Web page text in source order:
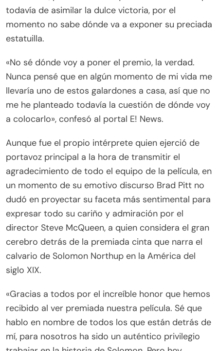
todavía de asimilar la dulce victoria, por el
momento no sabe dónde va a exponer su preciada
estatuilla.
«No sé dónde voy a poner el premio, la verdad.
Nunca pensé que en algún momento de mi vida me
llevaría uno de estos galardones a casa, así que no
me he planteado todavía la cuestión de dónde voy
a colocarlo», confesó al portal E! News.
Aunque fue el propio intérprete quien ejerció de
portavoz principal a la hora de transmitir el
agradecimiento de todo el equipo de la película, en
un momento de su emotivo discurso Brad Pitt no
dudó en proyectar su faceta más sentimental para
expresar todo su cariño y admiración por el
director Steve McQueen, a quien considera el gran
cerebro detrás de la premiada cinta que narra el
calvario de Solomon Northup en la América del
siglo XIX.
«Gracias a todos por el increíble honor que hemos
recibido al ver premiada nuestra película. Sé que
hablo en nombre de todos los que están detrás de
mí, para nosotros ha sido un auténtico privilegio